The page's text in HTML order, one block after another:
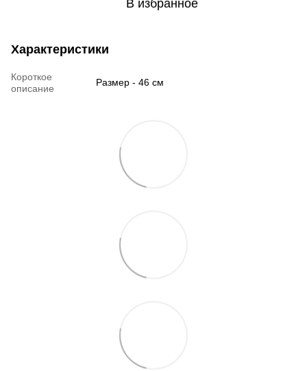
В избранное
Характеристики
Короткое
описание
Размер - 46 см